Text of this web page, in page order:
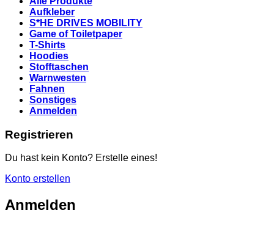
Aufkleber
S*HE DRIVES MOBILITY
Game of Toiletpaper
T-Shirts
Hoodies
Stofftaschen
Warnwesten
Fahnen
Sonstiges
Anmelden
Registrieren
Du hast kein Konto? Erstelle eines!
Konto erstellen
Anmelden